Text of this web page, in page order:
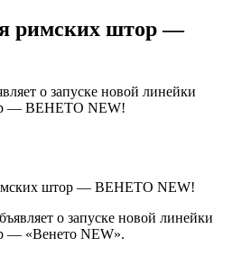
римских штор —
о запуске новой линейки
— ВЕНЕТО NEW!
штор — ВЕНЕТО NEW!
о запуске новой линейки
— «Венето NEW».